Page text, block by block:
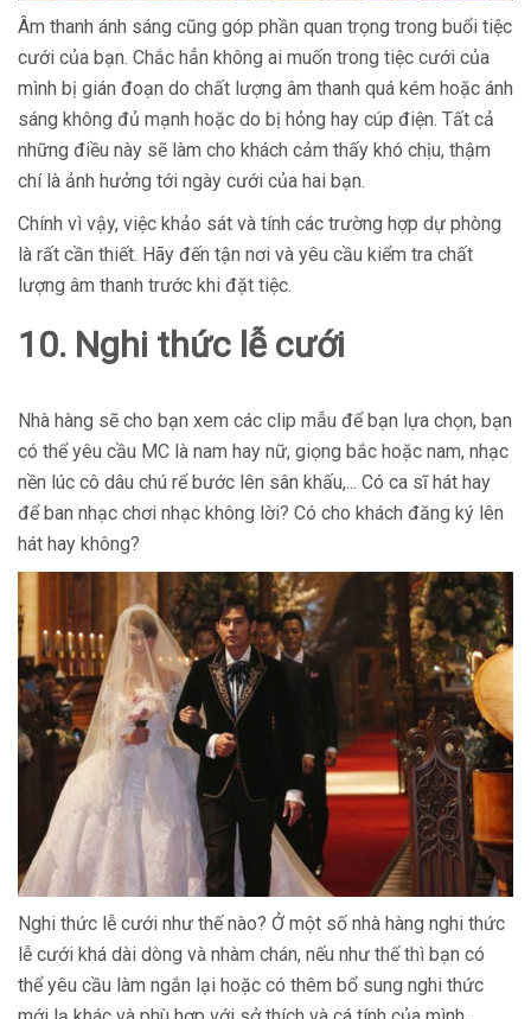
Âm thanh ánh sáng cũng góp phần quan trọng trong buổi tiệc
cưới của bạn. Chắc hẳn không ai muốn trong tiệc cưới của
mình bị gián đoạn do chất lượng âm thanh quá kém hoặc ánh
sáng không đủ mạnh hoặc do bị hỏng hay cúp điện. Tất cả
những điều này sẽ làm cho khách cảm thấy khó chịu, thậm
chí là ảnh hưởng tới ngày cưới của hai bạn.
Chính vì vậy, việc khảo sát và tính các trường hợp dự phòng
là rất cần thiết. Hãy đến tận nơi và yêu cầu kiểm tra chất
lượng âm thanh trước khi đặt tiệc.
10. Nghi thức lễ cưới
Nhà hàng sẽ cho bạn xem các clip mẫu để bạn lựa chọn, bạn
có thể yêu cầu MC là nam hay nữ, giọng bắc hoặc nam, nhạc
nền lúc cô dâu chú rể bước lên sân khấu,... Có ca sĩ hát hay
để ban nhạc chơi nhạc không lời? Có cho khách đăng ký lên
hát hay không?
Nghi thức lễ cưới như thế nào? Ở một số nhà hàng nghi thức
lễ cưới khá dài dòng và nhàm chán, nếu như thế thì bạn có
thể yêu cầu làm ngắn lại hoặc có thêm bổ sung nghi thức